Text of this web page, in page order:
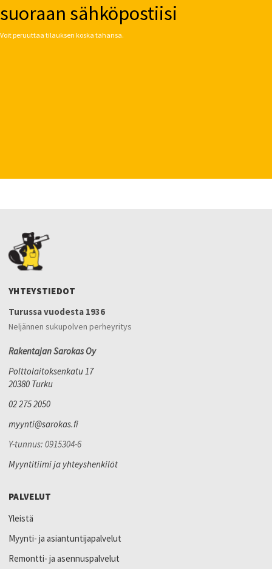
suoraan sähköpostiisi
Voit peruuttaa tilauksen koska tahansa.
YHTEYSTIEDOT
Turussa vuodesta 1936
Neljännen sukupolven perheyritys
Rakentajan Sarokas Oy
Polttolaitoksenkatu 17
20380 Turku
02 275 2050
myynti@sarokas.fi
Y-tunnus: 0915304-6
Myyntitiimi ja yhteyshenkilöt
PALVELUT
Yleistä
Myynti- ja asiantuntijapalvelut
Remontti- ja asennuspalvelut